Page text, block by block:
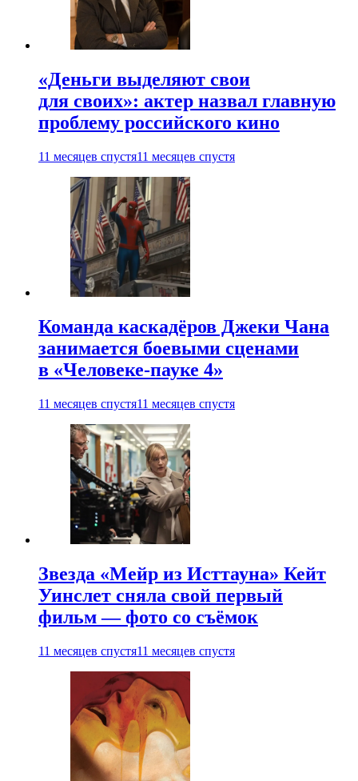
«Деньги выделяют свои
для своих»: актер назвал главную
проблему российского кино
11 месяцев спустя11 месяцев спустя
Команда каскадёров Джеки Чана
занимается боевыми сценами
в «Человеке-пауке 4»
11 месяцев спустя11 месяцев спустя
Звезда «Мейр из Исттауна» Кейт
Уинслет сняла свой первый
фильм — фото со съёмок
11 месяцев спустя11 месяцев спустя